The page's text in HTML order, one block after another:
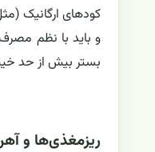
کودهای ارگانیک
و باید با نظم مصرف
بستر بیش از حد
ریز‌مغذی‌ها و